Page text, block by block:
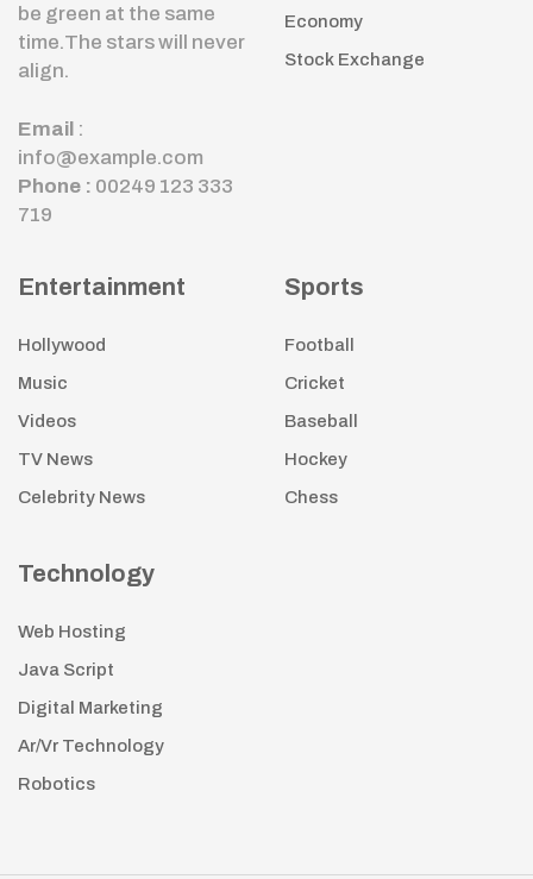
be green at the same
time.The stars will never
align.
Email :
info@example.com
Phone : 00249 123 333
719
Economy
Stock Exchange
Entertainment
Hollywood
Music
Videos
TV News
Celebrity News
Sports
Football
Cricket
Baseball
Hockey
Chess
Technology
Web Hosting
Java Script
Digital Marketing
Ar/Vr Technology
Robotics